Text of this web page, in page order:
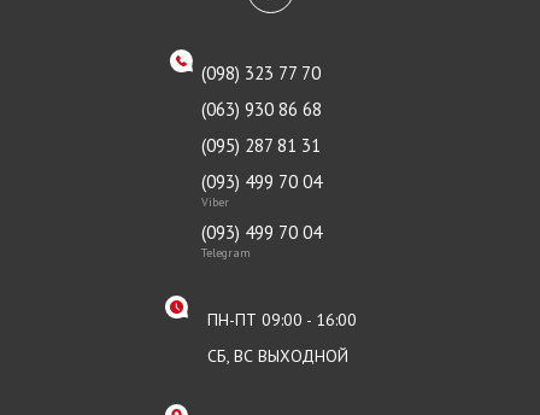
(098) 323 77 70
(063) 930 86 68
(095) 287 81 31
(093) 499 70 04
Viber
(093) 499 70 04
Telegram
ПН-ПТ 09:00 - 16:00
СБ, ВС ВЫХОДНОЙ